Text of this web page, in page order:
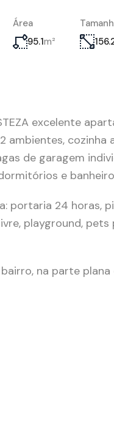
Área
95.1m²
excelente
cozinha
de garagem
e
portaria 24 horas,
playground,
na parte plana